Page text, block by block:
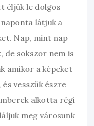
éljük le dolgos
látjuk a
Nap, mint nap
de sokszor nem is
amikor a képeket
vesszük észre
alkotta régi
meg városunk